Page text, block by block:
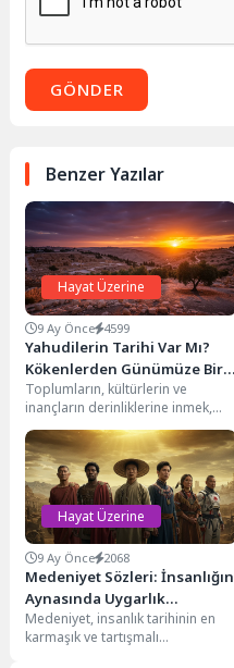
GÖNDER
Benzer Yazılar
Hayat Üzerine
9 Ay Önce 4599
Yahudilerin Tarihi Var Mı?
Kökenlerden Günümüze Bir
Yolculuk
Toplumların, kültürlerin ve
inançların derinliklerine inmek,
insanlık serüvenini anlamanın
önemli bir parçasıdır. Bu
bağlamda, Yahudilerin...
Hayat Üzerine
9 Ay Önce 2068
Medeniyet Sözleri: İnsanlığın
Aynasında Uygarlık
Tanımları
Medeniyet, insanlık tarihinin en
karmaşık ve tartışmalı